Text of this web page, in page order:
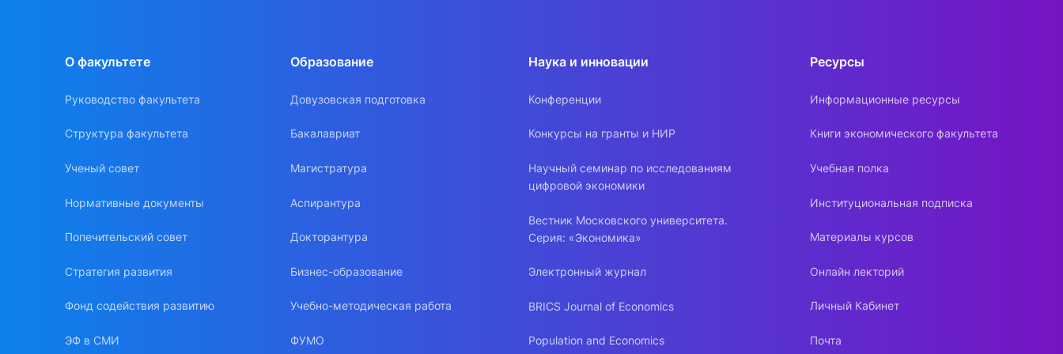
О факультете
Руководство факультета
Структура факультета
Ученый совет
Нормативные документы
Попечительский совет
Стратегия развития
Фонд содействия развитию
ЭФ в СМИ
Образование
Довузовская подготовка
Бакалавриат
Магистратура
Аспирантура
Докторантура
Бизнес-образование
Учебно-методическая работа
ФУМО
Наука и инновации
Конференции
Конкурсы на гранты и НИР
Научный семинар по исследованиям
цифровой экономики
Вестник Московского университета.
Серия: «Экономика»
Электронный журнал
BRICS Journal of Economics
Population and Economics
Ресурсы
Информационные ресурсы
Книги экономического факультета
Учебная полка
Институциональная подписка
Материалы курсов
Онлайн лекторий
Личный Кабинет
Почта